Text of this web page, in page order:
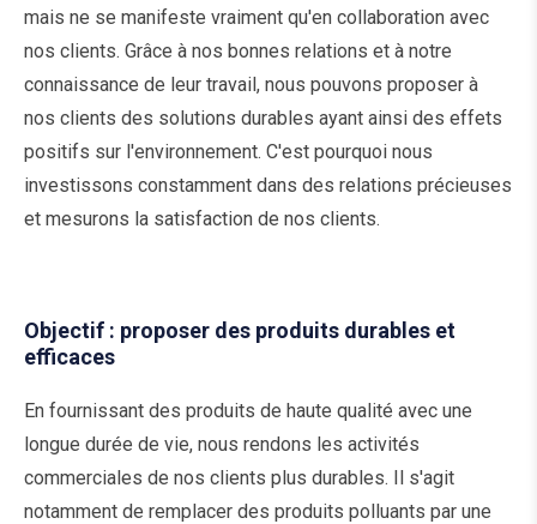
mais ne se manifeste vraiment qu'en collaboration avec
nos clients. Grâce à nos bonnes relations et à notre
connaissance de leur travail, nous pouvons proposer à
nos clients des solutions durables ayant ainsi des effets
positifs sur l'environnement. C'est pourquoi nous
investissons constamment dans des relations précieuses
et mesurons la satisfaction de nos clients.
Objectif : proposer des produits durables et
efficaces
En fournissant des produits de haute qualité avec une
longue durée de vie, nous rendons les activités
commerciales de nos clients plus durables. Il s'agit
notamment de remplacer des produits polluants par une